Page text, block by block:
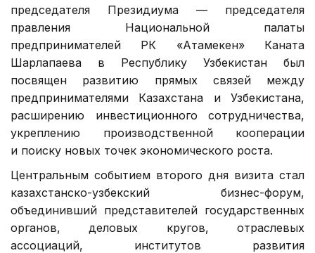
председателя Президиума — председателя
правления Национальной палаты
предпринимателей РК «Атамекен» Каната
Шарлапаева в Республику Узбекистан был
посвящен развитию прямых связей между
предпринимателями Казахстана и Узбекистана,
расширению инвестиционного сотрудничества,
укреплению производственной кооперации
и поиску новых точек экономического роста.
Центральным событием второго дня визита стал
казахстанско-узбекский бизнес-форум,
объединивший представителей государственных
органов, деловых кругов, отраслевых
ассоциаций, институтов развития